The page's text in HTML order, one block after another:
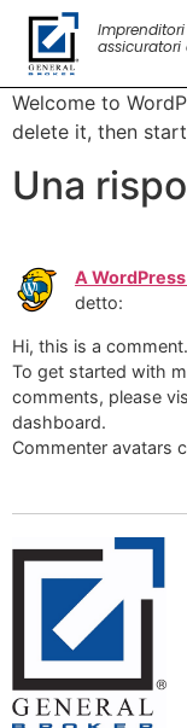
assicuratori
Welcome to
delete it, then
Una
A
detto:
Hi, this is a comment.
To get started with
comments, please
dashboard.
Commenter avatars